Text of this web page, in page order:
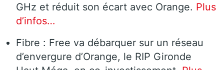
GHz et réduit son écart avec Orange. Plus
d’infos…
Fibre : Free va débarquer sur un réseau
d’envergure d’Orange, le RIP Gironde